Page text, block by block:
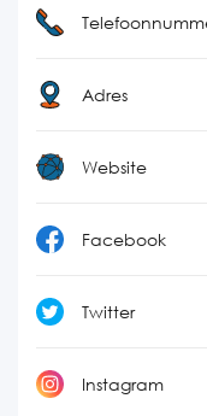
Adres
Website
Facebook
Twitter
Instagram